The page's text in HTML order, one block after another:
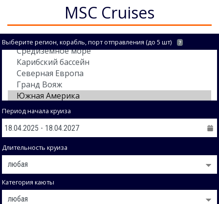
MSC Cruises
Выберите регион, корабль, порт отправления (до 5 шт) ?
Период начала круиза
Длительность круиза
Категория каюты